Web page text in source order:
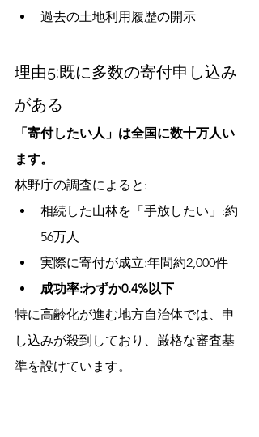
過去の土地利用履歴の開示
理由5:既に多数の寄付申し込み
がある
「寄付したい人」は全国に数十万人い
ます。
林野庁の調査によると:
相続した山林を「手放したい」:約
56万人
実際に寄付が成立:年間約2,000件
成功率:わずか0.4%以下
特に高齢化が進む地方自治体では、申
し込みが殺到しており、厳格な審査基
準を設けています。